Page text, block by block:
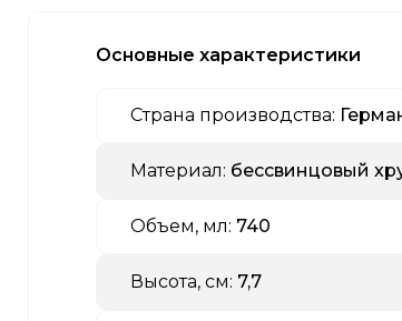
Основные характеристики
Страна производства:
Материал: бессвинцовый
Объем, мл: 740
Высота, см: 7,7